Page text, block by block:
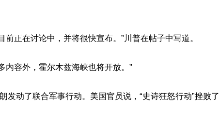
前正在讨论中，并将很快宣布。”川普在帖子中写道。
内容外，霍尔木兹海峡也将开放。”
发动了联合军事行动。美国官员说，“史诗狂怒行动”挫败了